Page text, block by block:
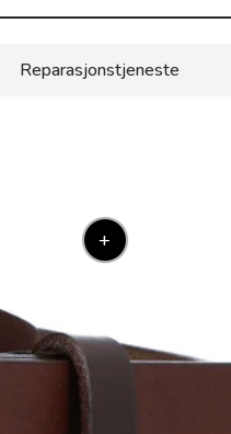
Reparasjonstjeneste
+